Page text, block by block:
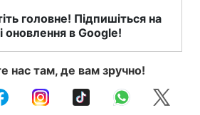
головне! Підпишіться на
оновлення в Google!
нас там, де вам зручно!